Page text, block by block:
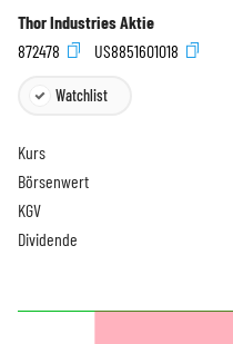
Thor Industries Aktie
872478
US8851601018
Watchlist
Kurs
Börsenwert
KGV
Dividende